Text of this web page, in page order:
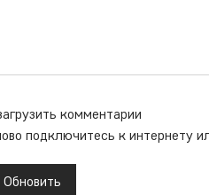
комментарии
подключитесь к интернету
Обновить